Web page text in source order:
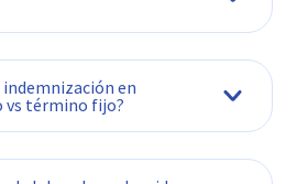
indemnización en
término fijo?